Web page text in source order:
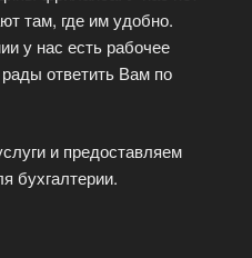
там, где им удобно.
у нас есть рабочее
ответить Вам по
и предоставляем
бухгалтерии.